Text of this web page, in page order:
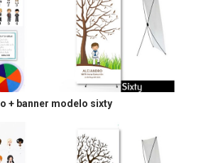
+ banner modelo sixty